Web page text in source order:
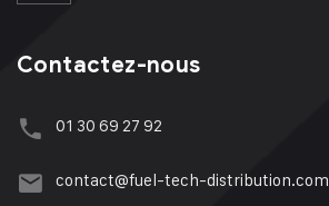
Contactez-nous
01 30 69 27 92
contact@fuel-tech-distribution.com